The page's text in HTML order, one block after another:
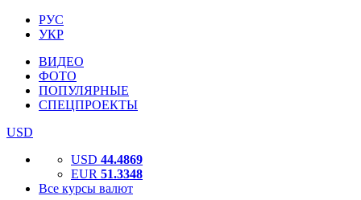
РУС
УКР
ВИДЕО
ФОТО
ПОПУЛЯРНЫЕ
СПЕЦПРОЕКТЫ
USD
USD 44.4869
EUR 51.3348
Все курсы валют